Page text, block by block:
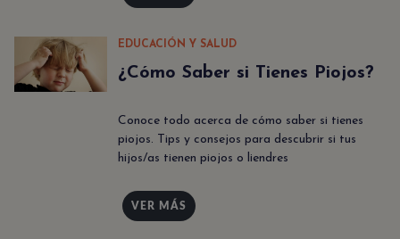
EDUCACIÓN Y SALUD
¿Cómo Saber si Tienes Piojos?
Conoce todo acerca de cómo saber si tienes
piojos. Tips y consejos para descubrir si tus
hijos/as tienen piojos o liendres
VER MÁS